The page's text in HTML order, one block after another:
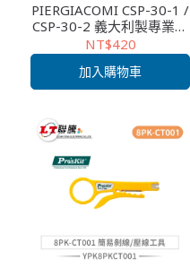
PIERGIACOMI CSP-30-1 /
CSP-30-2 義大利製專業剝
線鉗 精準剝線 電纜 & 銅線
適用 ESD安全手柄
NT$420
加入購物車